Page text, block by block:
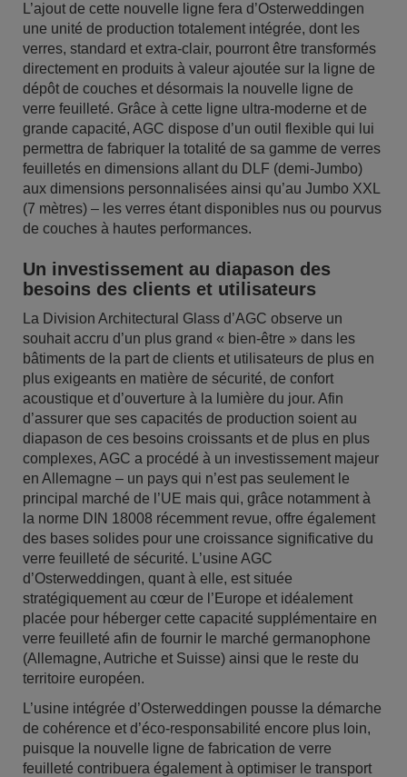
L’ajout de cette nouvelle ligne fera d’Osterweddingen
une unité de production totalement intégrée, dont les
verres, standard et extra-clair, pourront être transformés
directement en produits à valeur ajoutée sur la ligne de
dépôt de couches et désormais la nouvelle ligne de
verre feuilleté. Grâce à cette ligne ultra-moderne et de
grande capacité, AGC dispose d’un outil flexible qui lui
permettra de fabriquer la totalité de sa gamme de verres
feuilletés en dimensions allant du DLF (demi-Jumbo)
aux dimensions personnalisées ainsi qu’au Jumbo XXL
(7 mètres) – les verres étant disponibles nus ou pourvus
de couches à hautes performances.
Un investissement au diapason des
besoins des clients et utilisateurs
La Division Architectural Glass d’AGC observe un
souhait accru d’un plus grand « bien-être » dans les
bâtiments de la part de clients et utilisateurs de plus en
plus exigeants en matière de sécurité, de confort
acoustique et d’ouverture à la lumière du jour. Afin
d’assurer que ses capacités de production soient au
diapason de ces besoins croissants et de plus en plus
complexes, AGC a procédé à un investissement majeur
en Allemagne – un pays qui n’est pas seulement le
principal marché de l’UE mais qui, grâce notamment à
la norme DIN 18008 récemment revue, offre également
des bases solides pour une croissance significative du
verre feuilleté de sécurité. L’usine AGC
d’Osterweddingen, quant à elle, est située
stratégiquement au cœur de l’Europe et idéalement
placée pour héberger cette capacité supplémentaire en
verre feuilleté afin de fournir le marché germanophone
(Allemagne, Autriche et Suisse) ainsi que le reste du
territoire européen.
L’usine intégrée d’Osterweddingen pousse la démarche
de cohérence et d’éco-responsabilité encore plus loin,
puisque la nouvelle ligne de fabrication de verre
feuilleté contribuera également à optimiser le transport